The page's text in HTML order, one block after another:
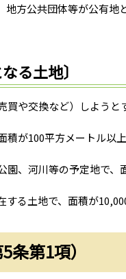
地方公共団体等が公有
る土地〕
や交換など）しようと
が100平方メートル以
、河川等の予定地で、
る土地で、面積が
条第1項）